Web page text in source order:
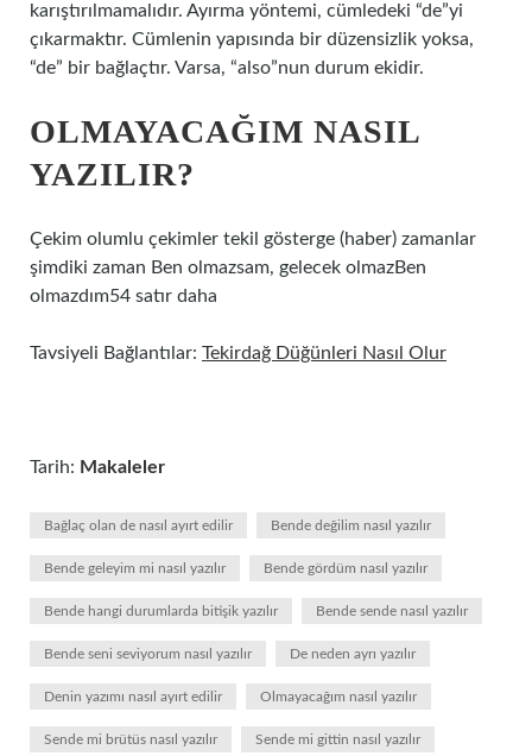
karıştırılmamalıdır. Ayırma yöntemi, cümledeki “de”yi
çıkarmaktır. Cümlenin yapısında bir düzensizlik yoksa,
“de” bir bağlaçtır. Varsa, “also”nun durum ekidir.
OLMAYACAĞIM NASIL
YAZILIR?
Çekim olumlu çekimler tekil gösterge (haber) zamanlar
şimdiki zaman Ben olmazsam, gelecek olmazBen
olmazdım54 satır daha
Tavsiyeli Bağlantılar: Tekirdağ Düğünleri Nasıl Olur
Tarih: Makaleler
Bağlaç olan de nasıl ayırt edilir Bende değilim nasıl yazılır
Bende geleyim mi nasıl yazılır Bende gördüm nasıl yazılır
Bende hangi durumlarda bitişik yazılır Bende sende nasıl yazılır
Bende seni seviyorum nasıl yazılır De neden ayrı yazılır
Denin yazımı nasıl ayırt edilir Olmayacağım nasıl yazılır
Sende mi brütüs nasıl yazılır Sende mi gittin nasıl yazılır